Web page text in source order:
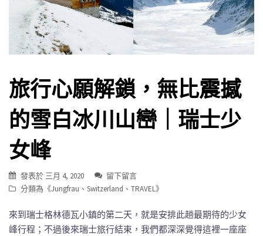
旅行心願解鎖，無比震撼
的雪白冰川山巒｜瑞士少
女峰
發表於 三月 4, 2020
留下留言
分類為《Jungfrau 、 Switzerland 、 TRAVEL》
來到瑞士格林德瓦小鎮的第二天，就是安排此趟最期待的少女
峰行程；不過後來瑞士旅行結束，我們都深深覺得這裡一座座